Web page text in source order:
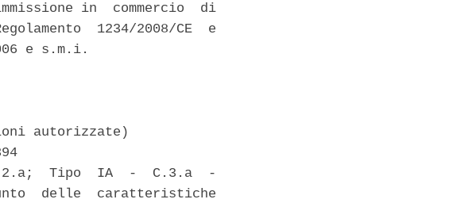
in  commercio  di
1234/2008/CE  e
e s.m.i.
autorizzate)
Tipo  IA  -  C.3.a  -
delle  caratteristiche